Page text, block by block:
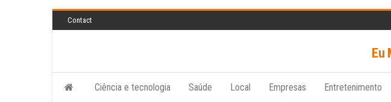
Skip
to
Contact
Eu
Ciência e tecnologia Saúde Local Empresas Entretenimento